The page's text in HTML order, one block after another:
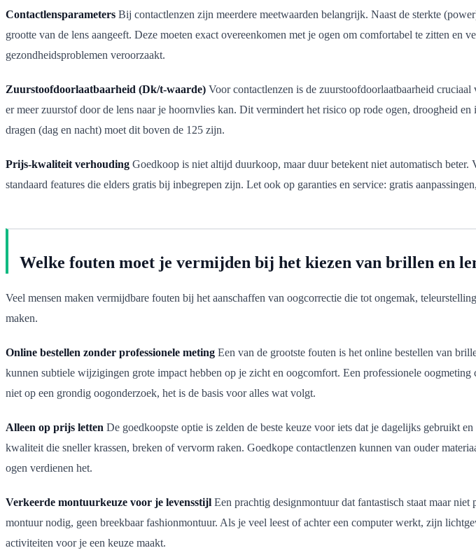
Contactlensparameters Bij contactlenzen zijn meerdere meetwaarden belangrijk. Naast de sterkte
grootte van de lens aangeeft. Deze moeten exact overeenkomen met je ogen om comfortabel te zitten
gezondheidsproblemen veroorzaakt.
Zuurstoofdoorlaatbaarheid (Dk/t-waarde) Voor contactlenzen is de zuurstoofdoorlaatbaarheid
er meer zuurstof door de lens naar je hoornvlies kan. Dit vermindert het risico op rode ogen, droogheid
dragen (dag en nacht) moet dit boven de 125 zijn.
Prijs-kwaliteit verhouding Goedkoop is niet altijd duurkoop, maar duur betekent niet automatisch
standaard features die elders gratis bij inbegrepen zijn. Let ook op garanties en service: gratis
Welke fouten moet je vermijden bij het kiezen van brillen en
Veel mensen maken vermijdbare fouten bij het aanschaffen van oogcorrectie die tot ongemak,
maken.
Online bestellen zonder professionele meting Een van de grootste fouten is het online bestellen van
kunnen subtiele wijzigingen grote impact hebben op je zicht en oogcomfort. Een professionele
niet op een grondig oogonderzoek, het is de basis voor alles wat volgt.
Alleen op prijs letten De goedkoopste optie is zelden de beste keuze voor iets dat je dagelijks gebruikt
kwaliteit die sneller krassen, breken of vervorm raken. Goedkope contactlenzen kunnen van ouder
ogen verdienen het.
Verkeerde montuurkeuze voor je levensstijl Een prachtig designmontuur dat fantastisch staat maar
montuur nodig, geen breekbaar fashionmontuur. Als je veel leest of achter een computer werkt, zijn
activiteiten voor je een keuze maakt.